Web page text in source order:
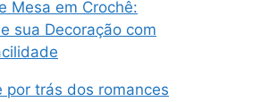
Mesa em Crochê:
sua Decoração com
por trás dos romances